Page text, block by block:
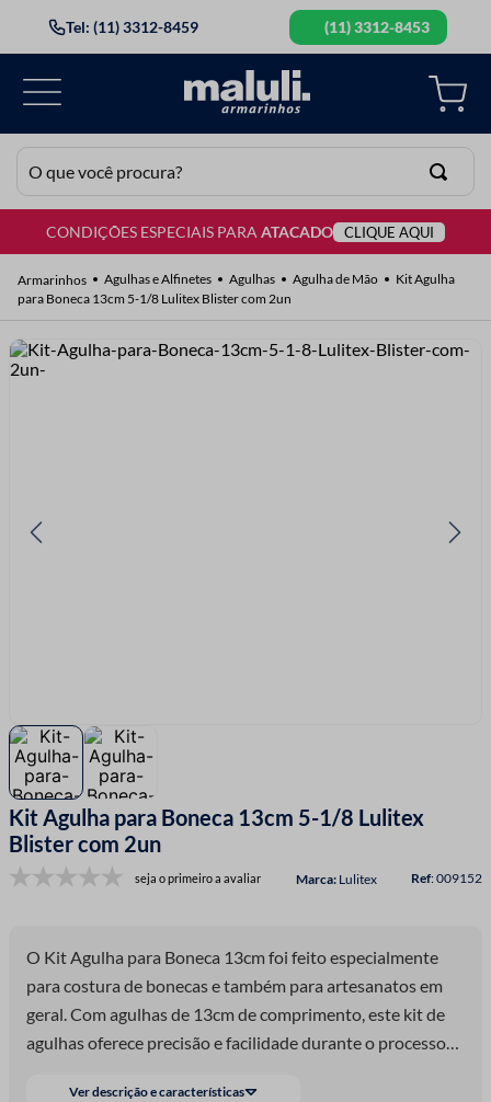
Tel: (11) 3312-8459 (11) 3312-8453
O que você procura?
CONDIÇÕES ESPECIAIS PARAATACADO CLIQUE AQUI
Agulhas e Alfinetes Agulhas Agulha de Mão
Kit Agulha
para Boneca 13cm 5-1/8 Lulitex Blister com 2un
Kit Agulha para Boneca 13cm 5-1/8 Lulitex
Blister com 2un
seja o primeiro a avaliar Lulitex :009152
O Kit Agulha para Boneca 13cm foi feito especialmente
para costura de bonecas e também para artesanatos em
geral. Com agulhas de 13cm de comprimento, este kit de
agulhas oferece precisão e facilidade durante o processo
Ver descrição e características
TERMOS MAIS BUSCADOS
2º
barbante
3º
botão
8º